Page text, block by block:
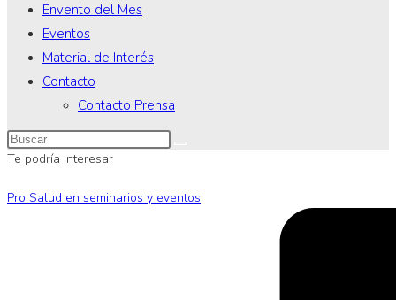
Envento del Mes
Eventos
Material de Interés
Contacto
Contacto Prensa
Te podría Interesar
Pro Salud en seminarios y eventos